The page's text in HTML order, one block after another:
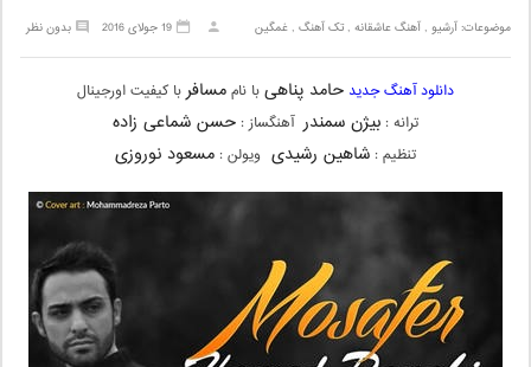
موضوعات:آرشیو ,آهنگ عاشقانه ,تک آهنگ ,غمگین بدون نظر 19 جولای 2016
دانلود آهنگ جدید حامد پناهیبا ناممسافربا کیفیت اورجینال
ترانه : بیژن سمندر آهنگساز : حسن شماعی زاده
تنظیم : شاهین رشیدی ویولن : مسعود نوروزی